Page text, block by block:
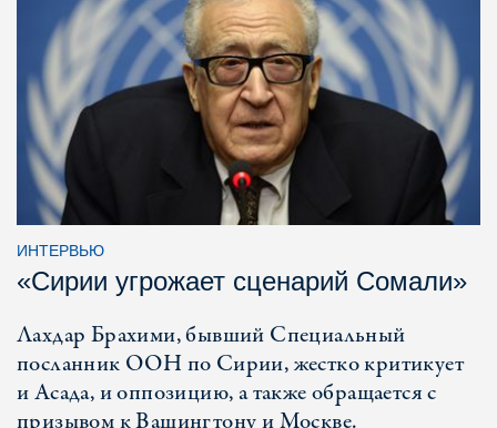
ИНТЕРВЬЮ
«Сирии угрожает сценарий Сомали»
Лахдар Брахими, бывший Специальный
посланник ООН по Сирии, жестко критикует
и Асада, и оппозицию, а также обращается с